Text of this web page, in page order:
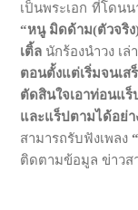
เป็นพระเอก ที่โดน
“หนู มิดด้าม(ตัวจริง
เติ้ล นักร้องนำวง เล่
ตอนตั้งแต่เริ่มจนเส
ตัดสินใจเอาท่อนแ
และแร็ปตามได้อย่
สามารถรับฟังเพลง
ติดตามข้อมูล ข่าวสา